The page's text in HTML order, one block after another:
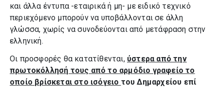
και άλλα έντυπα -εταιρικά ή μη- με ειδικό τεχνικό
περιεχό­μενο μπορούν να υποβάλλονται σε άλλη
γλώσσα, χωρίς να συνοδεύονται από μετάφραση στην
ελληνική.
Οι προσφορές θα κατατίθενται, ύστερα από την
πρωτοκόλλησή τους από το αρμόδιο γραφείο το
οποίο βρίσκεται στο ισόγειο του Δημαρχείου επί